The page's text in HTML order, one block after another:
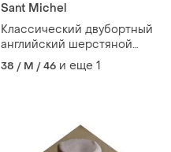
Sant Michel
Классический двубортный
английский шерстяной
пиджак с металлическими
пуговицами
38 / M / 46 и еще 1